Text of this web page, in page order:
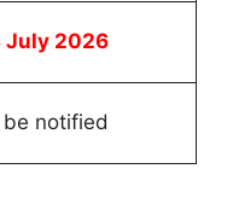
July 2026
be notified